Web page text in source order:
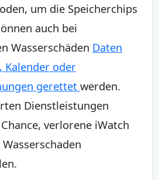
um die Speicherchips
auch bei
Wasserschäden Daten
Kalender oder
gerettet werden.
Dienstleistungen
verlorene iWatch